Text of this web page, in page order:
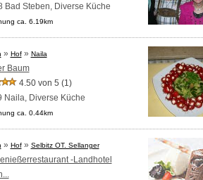
Bad Steben, Diverse Küche
ca. 6.19km
» Hof» Naila
Baum
4.50 von 5 (1)
Naila, Diverse Küche
ca. 0.44km
» Hof» Selbitz OT. Sellanger
-Landhotel